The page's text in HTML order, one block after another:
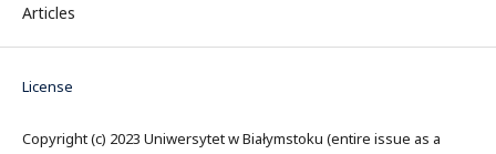
Articles
License
Copyright (c) 2023 Uniwersytet w Białymstoku (entire issue as a